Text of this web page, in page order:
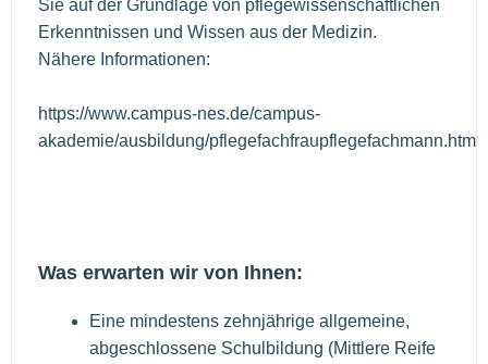
Sie auf der Grundlage von pflegewissenschaftlichen
Erkenntnissen und Wissen aus der Medizin.
Nähere Informationen:
https://www.campus-nes.de/campus-
akademie/ausbildung/pflegefachfraupflegefachmann.html
Was erwarten wir von Ihnen:
Eine mindestens zehnjährige allgemeine,
abgeschlossene Schulbildung (Mittlere Reife